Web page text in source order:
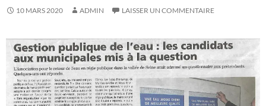
10 MARS 2020 ADMIN LAISSER UN COMMENTAIRE